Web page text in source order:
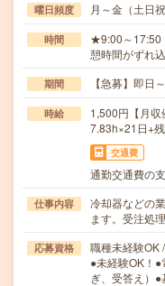
曜日頻度 月～金（土日祝
時間
★9:00～17:50
憩時間がずれ
期間 【急募】即日
時給
1,500円【月
7.83h×21日+
交通費
通勤交通費の
仕事内容
冷却器などの
ます。受注処
応募資格
職種未経験OK
●未経験OK！
ぎ、受答え）